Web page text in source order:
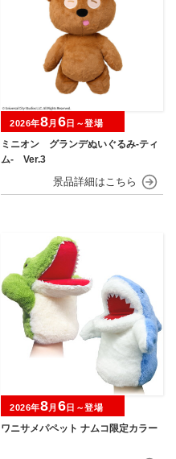
ミニオン グランデぬいぐるみ‐ティ
ム‐ Ver.3
2026年8月 6 日～登場
ワニサメパペット ナムコ限定カラー
2026年8月 6日～登場